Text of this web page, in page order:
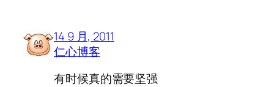
14 9 月, 2011
仁心博客
有时候真的需要坚强